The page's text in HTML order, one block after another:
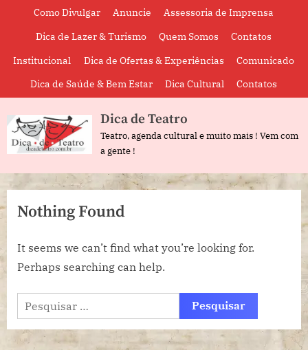
Como Divulgar Anuncie
Assessoria de Imprensa
Dica de Lazer & Turismo
Quem Somos
Contatos
Institucional
Dica de Ofertas & Experiências
Comunicado
Dica de Saúde & Bem Estar
Dica Cultural Contatos
Dica de Teatro
Teatro, agenda cultural e muito mais ! Vem com
a gente !
Nothing Found
It seems we can’t find what you’re looking for.
Perhaps searching can help.
Pesquisar
por: